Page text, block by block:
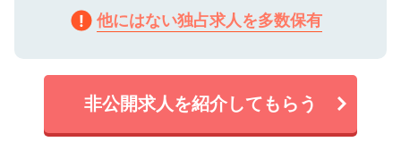
他にはない独占求人を多数保有
非公開求人を紹介してもらう